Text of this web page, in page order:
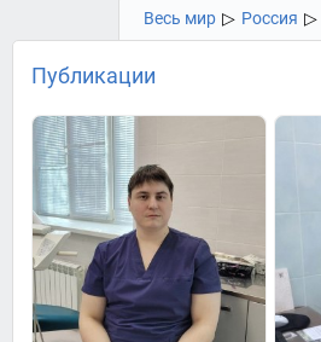
Весь мир ▷ Россия ▷
Публикации